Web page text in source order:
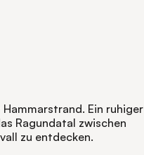
Hammarstrand. Ein ruhiger
Ragundatal zwischen
zu entdecken.